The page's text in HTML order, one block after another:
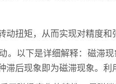
扭矩，从而实现对精度
。以下是详细解释：磁滞
后现象即为磁滞现象。利